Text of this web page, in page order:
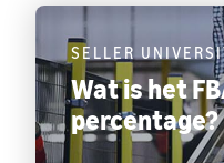
SELLER
Wat is het
percentage?